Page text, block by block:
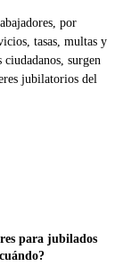
por
tasas, multas y
surgen
jubilatorios del
para jubilados